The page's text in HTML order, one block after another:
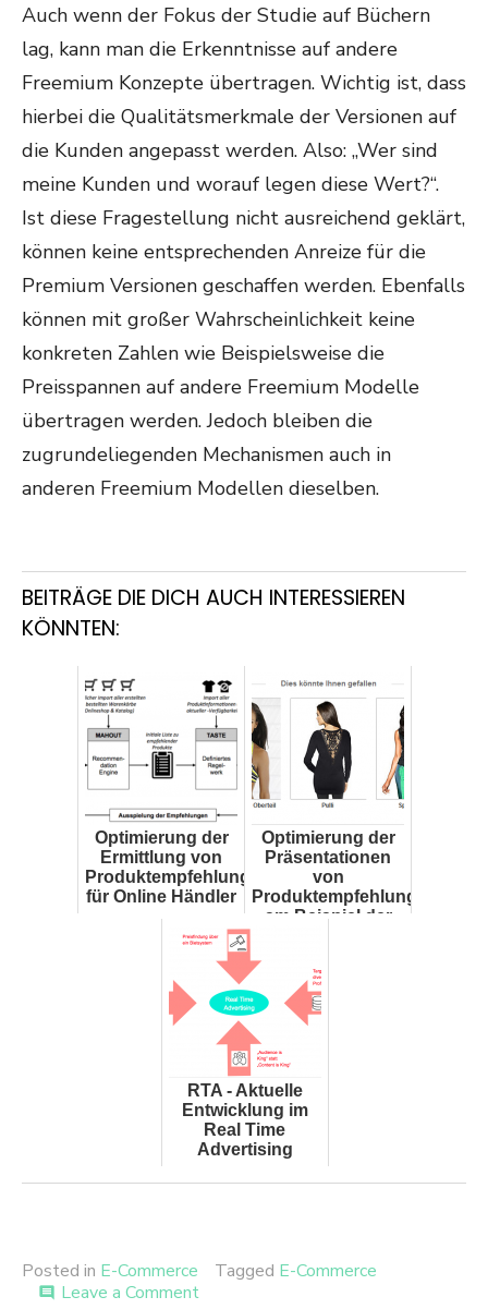
Auch wenn der Fokus der Studie auf Büchern
lag, kann man die Erkenntnisse auf andere
Freemium Konzepte übertragen. Wichtig ist, dass
hierbei die Qualitätsmerkmale der Versionen auf
die Kunden angepasst werden. Also: „Wer sind
meine Kunden und worauf legen diese Wert?“.
Ist diese Fragestellung nicht ausreichend geklärt,
können keine entsprechenden Anreize für die
Premium Versionen geschaffen werden. Ebenfalls
können mit großer Wahrscheinlichkeit keine
konkreten Zahlen wie Beispielsweise die
Preisspannen auf andere Freemium Modelle
übertragen werden. Jedoch bleiben die
zugrundeliegenden Mechanismen auch in
anderen Freemium Modellen dieselben.
BEITRÄGE DIE DICH AUCH INTERESSIEREN
KÖNNTEN:
Optimierung der
Ermittlung von
Produktempfehlungen
für Online Händler
Optimierung der
Präsentationen
von
Produktempfehlungen
am Beispiel der
RTA - Aktuelle
Entwicklung im
Real Time
Advertising
Posted in E-Commerce Tagged E-Commerce
comment Leave a Commenton